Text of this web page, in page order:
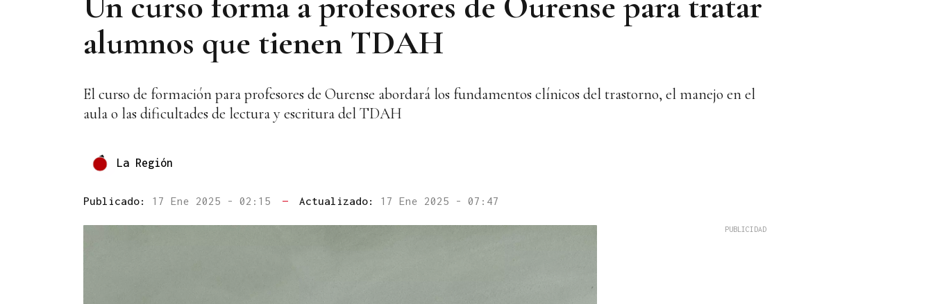
alumnos que tienen TDAH
El curso de formación para profesores de Ourense abordará los fundamentos clínicos del trastorno, el manejo en el
aula o las dificultades de lectura y escritura del TDAH
La Región
Publicado: 17 Ene 2025 - 02:15 — Actualizado: 17 Ene 2025 - 07:47